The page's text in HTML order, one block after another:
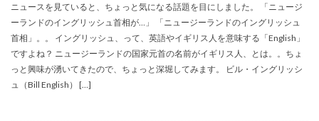
ニュースを見ていると、ちょっと気になる話題を目にしました。 「ニュージ
ーランドのイングリッシュ首相が…」 「ニュージーランドのイングリッシュ
首相」。。 イングリッシュ、って、英語やイギリス人を意味する「English」
ですよね？ ニュージーランドの国家元首の名前がイギリス人、とは。。ちょ
っと興味が湧いてきたので、ちょっと深堀してみます。 ビル・イングリッシ
ュ（Bill English） […]